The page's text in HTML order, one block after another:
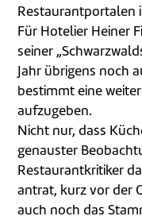
Restaurantportalen
Für Hotelier Heiner
seiner
Jahr übrigens noch
bestimmt eine
aufzugeben.
Nicht nur, dass
genauster
Restaurantkritiker
antrat, kurz vor der
auch noch das